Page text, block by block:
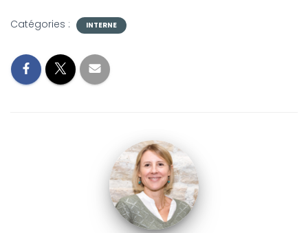
Catégories : INTERNE